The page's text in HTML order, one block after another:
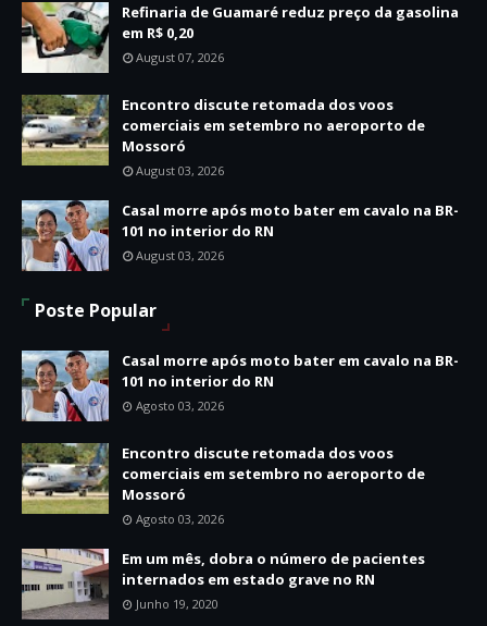
Refinaria de Guamaré reduz preço da gasolina
em R$ 0,20
August 07, 2026
Encontro discute retomada dos voos
comerciais em setembro no aeroporto de
Mossoró
August 03, 2026
Casal morre após moto bater em cavalo na BR-
101 no interior do RN
August 03, 2026
Poste Popular
Casal morre após moto bater em cavalo na BR-
101 no interior do RN
Agosto 03, 2026
Encontro discute retomada dos voos
comerciais em setembro no aeroporto de
Mossoró
Agosto 03, 2026
Em um mês, dobra o número de pacientes
internados em estado grave no RN
Junho 19, 2020